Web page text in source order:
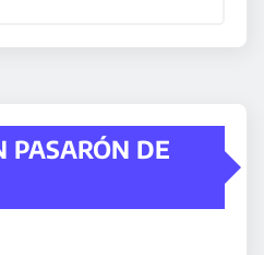
PASARÓN DE